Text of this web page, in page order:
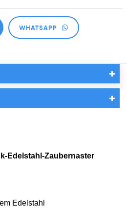
WHATSAPP
Edelstahl-Zaubernaster
Edelstahl